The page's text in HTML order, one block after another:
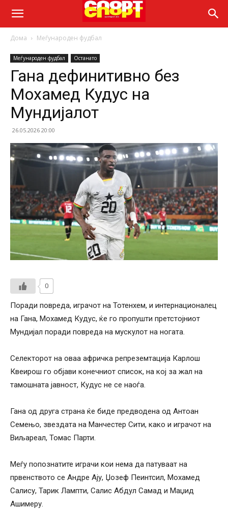
Дома Меѓународен фудбал
Меѓународен фудбал Останато
Гана дефинитивно без
Мохамед Кудус на
Мундијалот
26.05.2026 20:00
0
Поради повреда, играчот на Тотенхем, и интернационалец
на Гана, Мохамед Кудус, ќе го пропушти претстојниот
Мундијал поради повреда на мускулот на ногата.
Селекторот на оваа афричка репреземтација Карлош
Квеирош го објави конечниот список, на кој за жал на
тамошната јавност, Кудус не се наоѓа.
Гана од друга страна ќе биде предводена од Антоан
Семењо, звездата на Манчестер Сити, како и играчот на
Виљареал, Томас Парти.
Меѓу попознатите играчи кои нема да патуваат на
првенството се Андре Ају, Џозеф Пеинтсил, Мохамед
Салису, Тарик Лампти, Салис Абдул Самад и Маџид
Ашимеру.